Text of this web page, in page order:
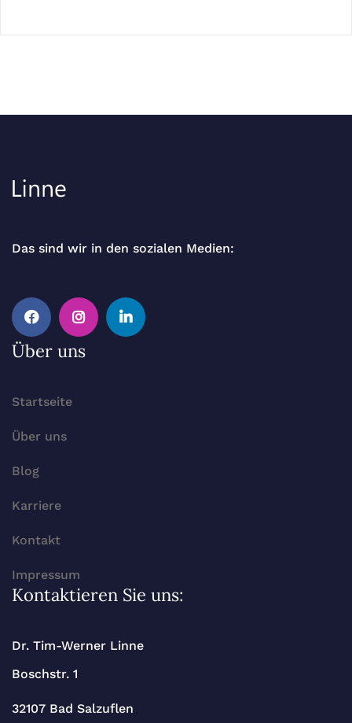
Das sind wir in den sozialen Medien:
FacebookInstagram
Über uns
Startseite
Über uns
Blog
Karriere
Kontakt
Impressum
Kontaktieren Sie uns:
Dr. Tim-Werner Linne
Boschstr. 1
32107 Bad Salzuflen